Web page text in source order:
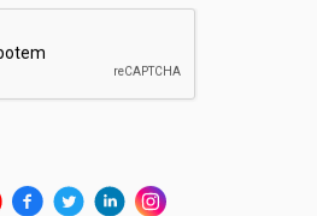
klienta
ds. rozwoju i
centrum w Royal
nam o